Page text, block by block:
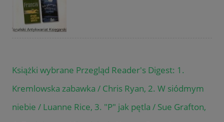
Książki wybrane Przegląd Reader's Digest: 1.
Kremlowska zabawka / Chris Ryan, 2. W siódmym
niebie / Luanne Rice, 3. "P" jak pętla / Sue Grafton,